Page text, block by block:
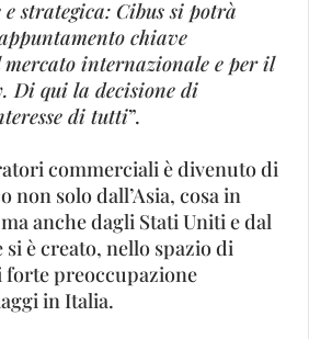
e strategica: Cibus si potrà
chiave
internazionale e per il
Di qui la decisione di
di tutti”.
commerciali è divenuto di
non solo dall’Asia, cosa in
anche dagli Stati Uniti e dal
è creato, nello spazio di
preoccupazione
in Italia.